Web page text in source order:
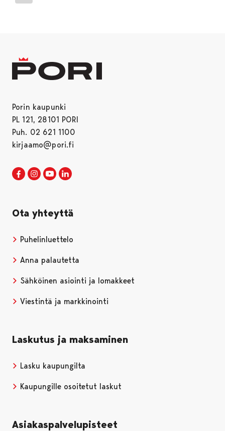
Porin kaupunki
PL 121, 28101 PORI
Puh. 02 621 1100
kirjaamo@pori.fi
Porin kaupunki Facebookissa
Avautuu uudessa välilehdessä
Porin kaupunki Instagramissa
Avautuu uudessa välilehdessä
Porin kaupunki Youtubessa
Avautuu uudessa välilehdessä
Ota yhteyttä
Puhelinluettelo
Anna palautetta
Sähköinen asiointi ja lomakkeet
Viestintä ja markkinointi
Laskutus ja maksaminen
Lasku kaupungilta
Kaupungille osoitetut laskut
Asiakaspalvelupisteet